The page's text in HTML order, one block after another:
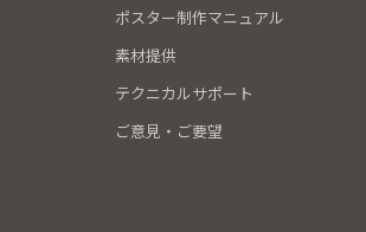
ポスター制作マニュアル
素材提供
テクニカルサポート
ご意見・ご要望